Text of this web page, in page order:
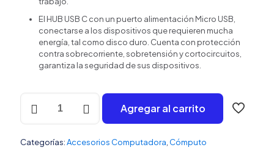
El HUB USB C con un puerto alimentación Micro USB,
conectarse a los dispositivos que requieren mucha
energía, tal como disco duro. Cuenta con protección
contra sobrecorriente, sobretensión y cortocircuitos,
garantiza la seguridad de sus dispositivos.
HUB
C,
USB
Agregar al carrito
Categorías:Accesorios Computadora Cómputo